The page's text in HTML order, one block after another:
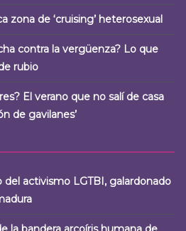
zona de ‘cruising’ heterosexual
contra la vergüenza? Lo que
rubio
El verano que no salí de casa
de gavilanes’
del activismo LGTBI, galardonado